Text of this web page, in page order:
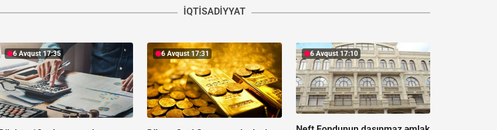
İQTISADIYYAT
6 Avqust 17:35 6 Avqust 17:31 6 Avqust 17:10